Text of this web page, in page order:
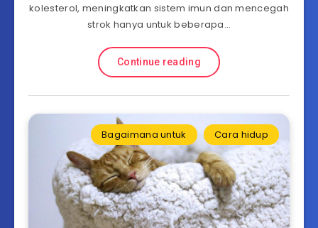
kolesterol, meningkatkan sistem imun dan mencegah
strok hanya untuk beberapa…
Continue reading
Bagaimana untuk Cara hidup